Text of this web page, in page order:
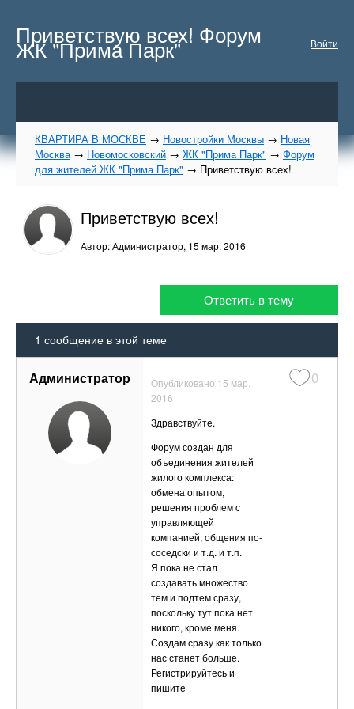
Войти
Приветствую всех! Форум
ЖК "Прима Парк"
КВАРТИРА В МОСКВЕ → Новостройки Москвы → Новая
Москва→ Новомосковский → ЖК "Прима Парк" → Форум
для жителей ЖК "Прима Парк" → Приветствую всех!
Приветствую всех!
Автор: Администратор, 15 мар. 2016
Ответить в тему
1 сообщение в этой теме
Администратор Опубликовано 15 мар.
2016
Здравствуйте.
Форум создан для
объединения жителей
жилого комплекса:
обмена опытом,
решения проблем с
управляющей
компанией, общения по-
соседски и т.д. и т.п.
Я пока не стал
создавать множество
тем и подтем сразу,
поскольку тут пока нет
никого, кроме меня.
Создам сразу как только
нас станет больше.
Регистрируйтесь и
пишите
0